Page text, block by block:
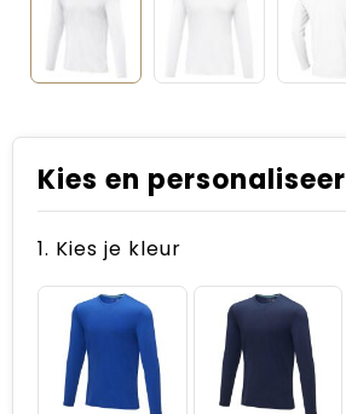
Kies en personaliseer
1. Kies je kleur